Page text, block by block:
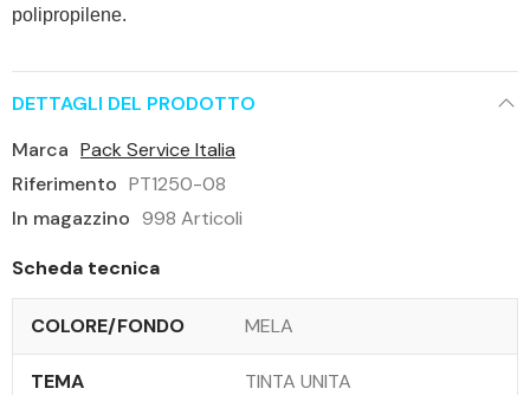
polipropilene.
DETTAGLI DEL PRODOTTO
Marca Pack Service Italia
Riferimento PT1250-08
In magazzino 998 Articoli
Scheda tecnica
COLORE/FONDO MELA
TEMA TINTA UNITA